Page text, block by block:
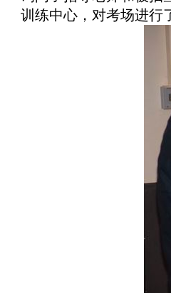
训练中心，对考场进行